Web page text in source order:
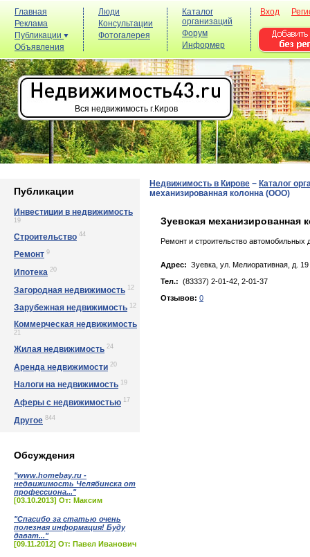
Главная
Реклама
Публикации
Объявления
Люди
Консультации
Фотогалерея
Каталог
организаций
Форум
Информер
Вход
Вся недвижимость г.Киров
Публикации
Инвестиции в недвижимость
19
Строительство 44
Ремонт 9
Ипотека 20
Загородная недвижимость 12
Зарубежная недвижимость 12
Коммерческая недвижимость
21
Жилая недвижимость 24
Аренда недвижимости 20
Налоги на недвижимость 19
Аферы с недвижимостью 17
Другое 844
Обсуждения
"www.homebay.ru -
недвижимость Челябинска от
профессиона..."
[03.10.2013] От: Максим
"Спасибо за статью очень
полезная информация! Буду
дават..."
[09.11.2012] От: Павел Иванович
Недвижимость в Кирове − Каталог
механизированная колонна (ООО)
Зуевская механизированная
Ремонт и строительство автомобильных
Адрес: Зуевка, yл. Мeлиopaтивнaя, д. 19
Тел.: (83337) 2-01-42, 2-01-37
Отзывов: 0